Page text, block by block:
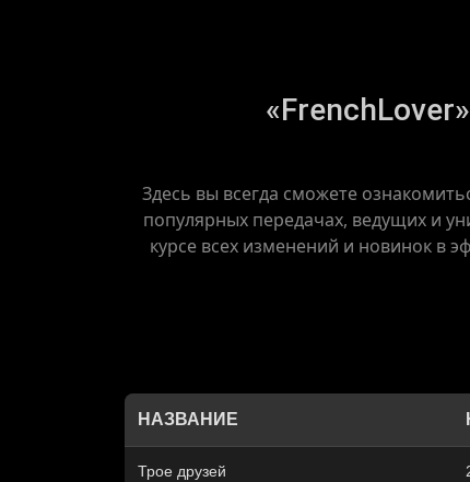
Здесь вы всегда сможете
популярных передачах, ведущих и
курсе всех изменений и новинок в
НАЗВАНИЕ
Трое друзей